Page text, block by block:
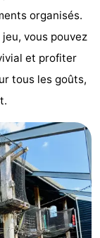
organisés.
vous pouvez
et profiter
tous les goûts,